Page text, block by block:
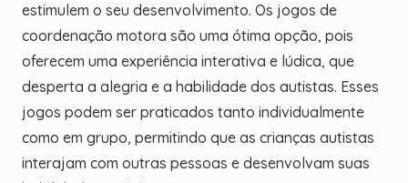
estimulem o seu desenvolvimento. Os jogos de
coordenação motora são uma ótima opção, pois
oferecem uma experiência interativa e lúdica, que
desperta a alegria e a habilidade dos autistas. Esses
jogos podem ser praticados tanto individualmente
como em grupo, permitindo que as crianças autistas
interajam com outras pessoas e desenvolvam suas